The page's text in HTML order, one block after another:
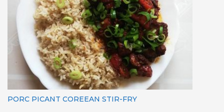
PORC PICANT COREEAN STIR-FRY